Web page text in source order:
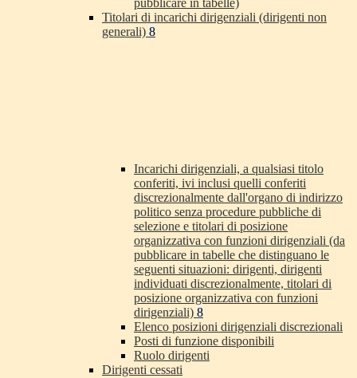
pubblicare in tabelle)
Titolari di incarichi dirigenziali (dirigenti non
generali) 8
Incarichi dirigenziali, a qualsiasi titolo
conferiti, ivi inclusi quelli conferiti
discrezionalmente dall'organo di indirizzo
politico senza procedure pubbliche di
selezione e titolari di posizione
organizzativa con funzioni dirigenziali (da
pubblicare in tabelle che distinguano le
seguenti situazioni: dirigenti, dirigenti
individuati discrezionalmente, titolari di
posizione organizzativa con funzioni
dirigenziali) 8
Elenco posizioni dirigenziali discrezionali
Posti di funzione disponibili
Ruolo dirigenti
Dirigenti cessati